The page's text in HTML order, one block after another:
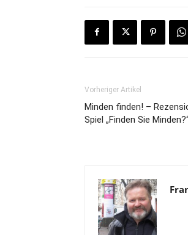
Vorheriger Artikel
Minden finden! –
Spiel „Finden Sie